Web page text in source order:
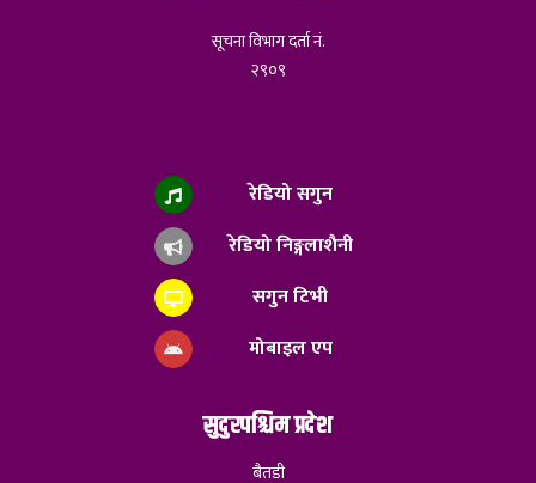
सूचना विभाग दर्ता नं.
२९०९
रेडियो सगुन
रेडियो निङ्गलाशैनी
सगुन टिभी
मोबाइल एप
सुदुरपश्चिम प्रदेश
बैतडी